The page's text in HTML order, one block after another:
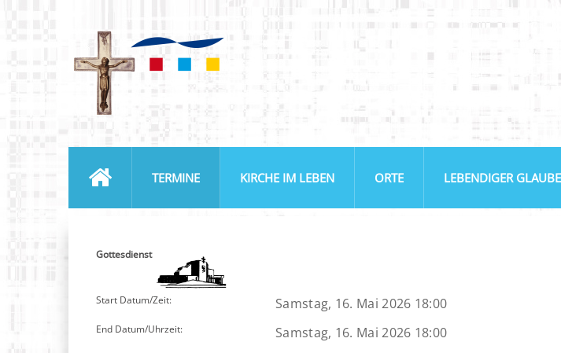
TERMINE KIRCHE IM LEBEN ORTE LEBENDIGER GLAUBE
Gottesdienst
Start Datum/Zeit: Samstag, 16. Mai 2026 18:00
End Datum/Uhrzeit: Samstag, 16. Mai 2026 18:00